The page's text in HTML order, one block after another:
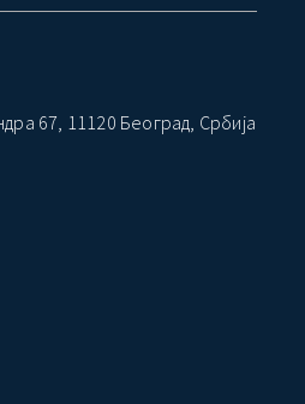
67, 11120 Београд, Србија